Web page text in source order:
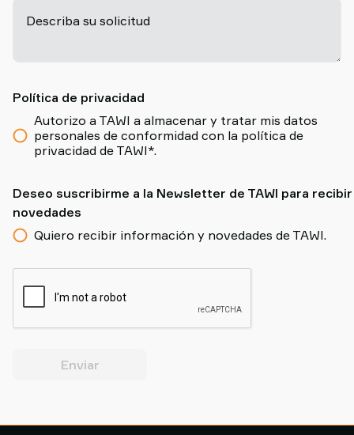
Describa su solicitud
Política de privacidad
Autorizo a TAWI a almacenar y tratar mis datos
personales de conformidad con la política de
privacidad de TAWI*.
Deseo suscribirme a la Newsletter de TAWI para recibir
novedades
Quiero recibir información y novedades de TAWI.
Enviar